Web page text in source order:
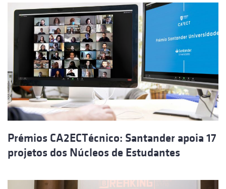
Prémios CA2ECTécnico: Santander apoia 17
projetos dos Núcleos de Estudantes